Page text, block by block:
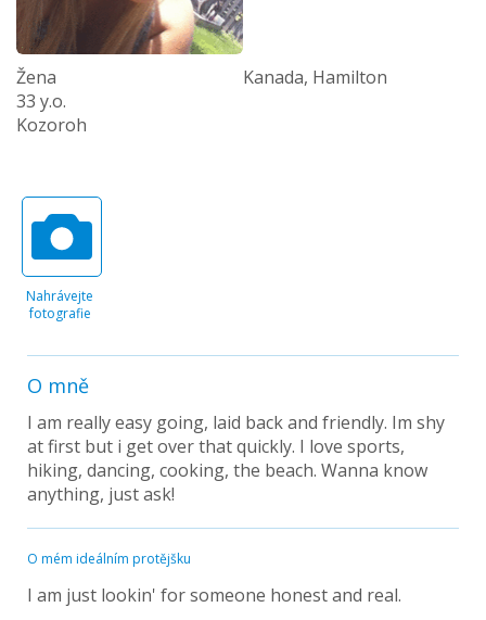
Žena
33 y.o.
Kozoroh
Kanada, Hamilton
Nahrávejte
fotografie
O mně
I am really easy going, laid back and friendly. Im shy
at first but i get over that quickly. I love sports,
hiking, dancing, cooking, the beach. Wanna know
anything, just ask!
O mém ideálním protějšku
I am just lookin' for someone honest and real.